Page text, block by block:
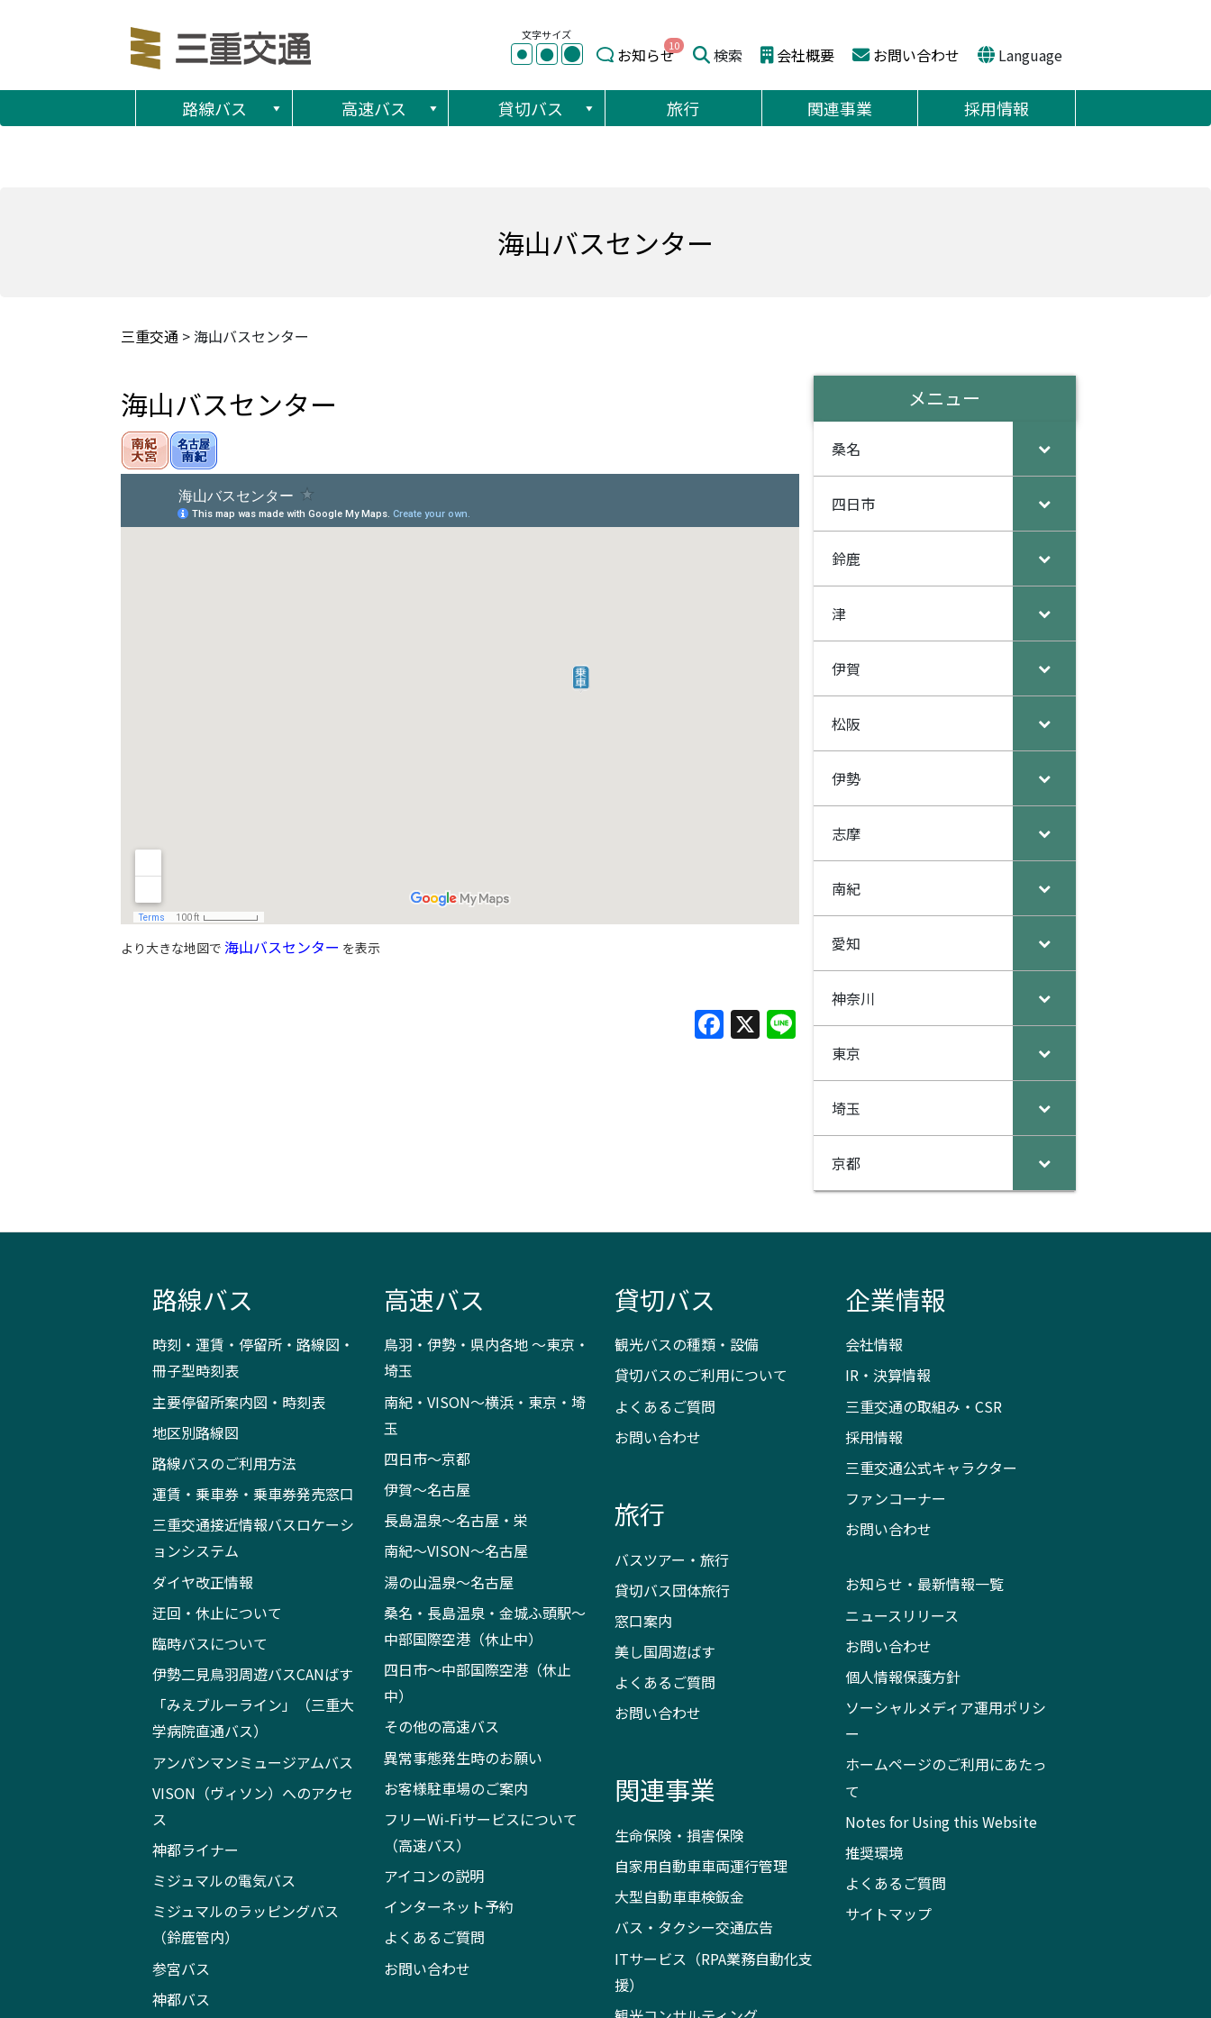
文字サイズ
● ● ● お知らせ10 検索 会社概要 お問い合わせ Language
路線バス 高速バス 貸切バス 旅行 関連事業 採用情報
海山バスセンター
三重交通 >海山バスセンター
海山バスセンター
より大きな地図で海山バスセンター を表示
Facebook
X Line
メニュー
桑名
四日市
鈴鹿
津
伊賀
松阪
伊勢
志摩
南紀
愛知
神奈川
東京
埼玉
京都
路線バス
時刻・運賃・停留所・路線図・
冊子型時刻表
主要停留所案内図・時刻表
地区別路線図
路線バスのご利用方法
運賃・乗車券・乗車券発売窓口
三重交通接近情報バスロケーシ
ョンシステム
ダイヤ改正情報
迂回・休止について
臨時バスについて
伊勢二見鳥羽周遊バスCANばす
「みえブルーライン」（三重大
学病院直通バス）
アンパンマンミュージアムバス
VISON（ヴィソン）へのアクセ
ス
神都ライナー
ミジュマルの電気バス
ミジュマルのラッピングバス
（鈴鹿管内）
参宮バス
神都バス
高速バス
鳥羽・伊勢・県内各地 ～東京・
埼玉
南紀・VISON～横浜・東京・埼
玉
四日市～京都
伊賀～名古屋
長島温泉～名古屋・栄
南紀～VISON～名古屋
湯の山温泉～名古屋
桑名・長島温泉・金城ふ頭駅～
中部国際空港（休止中）
四日市～中部国際空港（休止
中）
その他の高速バス
異常事態発生時のお願い
お客様駐車場のご案内
フリーWi-Fiサービスについて
（高速バス）
アイコンの説明
インターネット予約
よくあるご質問
お問い合わせ
貸切バス
観光バスの種類・設備
貸切バスのご利用について
よくあるご質問
お問い合わせ
旅行
バスツアー・旅行
貸切バス団体旅行
窓口案内
美し国周遊ばす
よくあるご質問
お問い合わせ
関連事業
生命保険・損害保険
自家用自動車車両運行管理
大型自動車車検鈑金
バス・タクシー交通広告
ITサービス（RPA業務自動化支
援）
企業情報
会社情報
IR・決算情報
三重交通の取組み・CSR
採用情報
三重交通公式キャラクター
ファンコーナー
お問い合わせ
お知らせ・最新情報一覧
ニュースリリース
お問い合わせ
個人情報保護方針
ソーシャルメディア運用ポリシ
ー
ホームページのご利用にあたっ
て
Notes for Using this Website
推奨環境
よくあるご質問
サイトマップ